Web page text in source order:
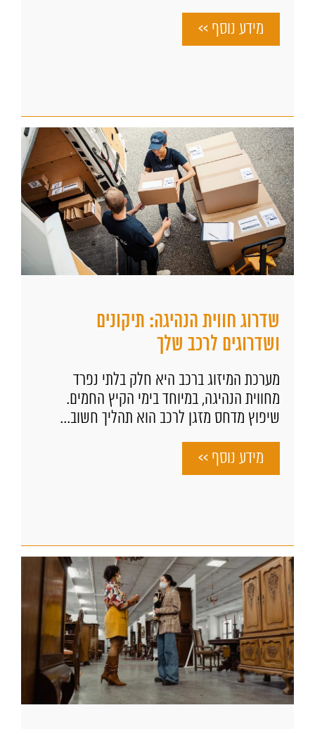
מידע נוסף >>
שדרוג חווית הנהיגה: תיקונים
ושדרוגים לרכב שלך
מערכת המיזוג ברכב היא חלק בלתי נפרד
מחווית הנהיגה, במיוחד בימי הקיץ החמים.
שיפוץ מדחס מזגן לרכב הוא תהליך חשוב...
מידע נוסף >>